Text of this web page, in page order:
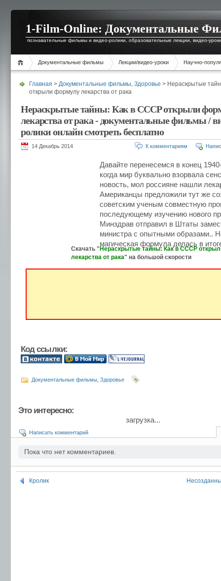
1-Film-Online: Документальные
познавательные фильмы и видео-ролики, образовательные лекции, видео-
Документальные фильмы Лекции/видео-уроки Научно-
Главная > Документальные фильмы, Здоровье > Нераскрытые
открыли формулу лекарства от рака
Нераскрытые тайны: Как в СССР открыли
лекарства от рака - документальные фильмы /
ролики онлайн смотреть бесплатно
14 Декабрь 2014 К комментариям
Давайте перенесемся в конец
когда мир буквально взорвала
новость, мол россияне нашли
Американцы предложили тут же
советским ученым совместную
последующему изучению нового
Минздрав отправил в Штаты
министра с опытными образами..
магическая формула делась в
Скачать " Нераскрытые тайны: Как в СССР
лекарства от рака" на большой скорости
Код ссылки:
Документальные фильмы Здоровье
Это интересно:
загрузка...
Написать комментарий
Пока что нет комментариев.
Кролик